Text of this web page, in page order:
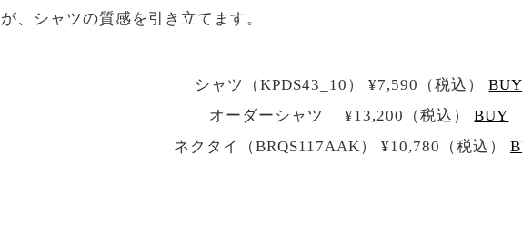
が、シャツの質感を引き立てます。
シャツ（KPDS43_10） ¥7,590（税込）BUY
オーダーシャツ ¥13,200（税込）BUY
ネクタイ（BRQS117AAK） ¥10,780（税込）